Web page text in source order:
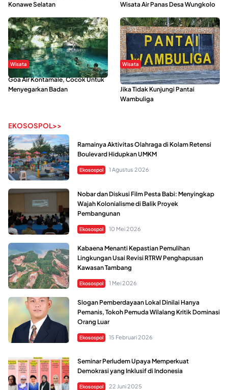
Konawe Selatan
Wisata Air Panas Desa Wungkolo
Wisata
Goa Air Kontamale, Cocok Untuk
Menyegarkan Badan
Wisata
Berkunjung Ke Wakatobi, Nyesal
Jika Tidak Kunjungi Pantai
Wambuliga
EKOSOSPOL>>
Ramainya Aktivitas Olahraga di Kolam Retensi
Boulevard Hidupkan UMKM
Ekosospol 1 Agustus 2026
Nobar dan Diskusi Film Pesta Babi: Menyingkap
Wajah Kolonialisme di Balik Proyek
Pembangunan
Ekosospol 10 Mei 2026
Kabaena Menanti Kepastian Pemulihan
Lingkungan Usai Revisi RTRW Penghapusan
Kawasan Tambang
Ekosospol 1 Mei 2026
Slogan Pemberdayaan Lokal Dinilai Hanya
Pemanis, Tokoh Pemuda Wilalang Kritik Dominasi
Orang Luar
Ekosospol 15 Februari 2026
Seminar Perludem Upaya Memperkuat
Demokrasi yang Inklusif di Indonesia
Ekosospol 22 Juni 2025